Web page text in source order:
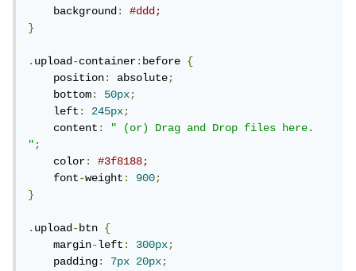
    background
:
#ddd;
}
.upload-container:before {
    position
: absolute;
    bottom
: 50px;
    left
: 245px;
    content
:
" (or) Drag and Drop files here.
";
    color
:
#3f8188;
    font
-weight: 900;
}
.upload-btn {
    margin
-left: 300px;
    padding
: 7px 20px;